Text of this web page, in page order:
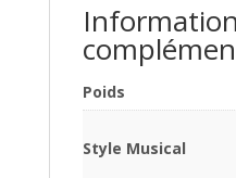
Poids
Style Musical